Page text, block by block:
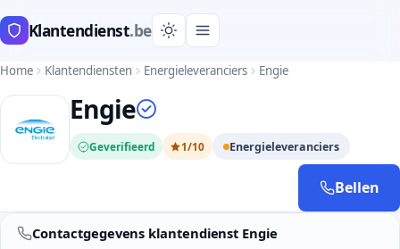
Klantendienst.be
Home Klantendiensten Energieleveranciers Engie
Engie
Geverifieerd 1/10 Energieleveranciers
Bellen
Contactgegevens klantendienst Engie